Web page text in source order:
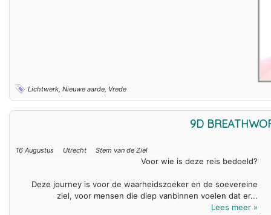
Lichtwerk, Nieuwe aarde, Vrede
9D
16 Augustus Utrecht Stem van de Ziel
Voor wie is deze reis bedoeld?
Deze journey is voor de waarheidszoeker en de soevereine
ziel, voor mensen die diep vanbinnen voelen dat er...
Lees meer »